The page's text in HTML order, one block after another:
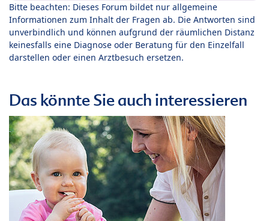
Bitte beachten: Dieses Forum bildet nur allgemeine
Informationen zum Inhalt der Fragen ab. Die Antworten sind
unverbindlich und können aufgrund der räumlichen Distanz
keinesfalls eine Diagnose oder Beratung für den Einzelfall
darstellen oder einen Arztbesuch ersetzen.
Das könnte Sie auch interessieren